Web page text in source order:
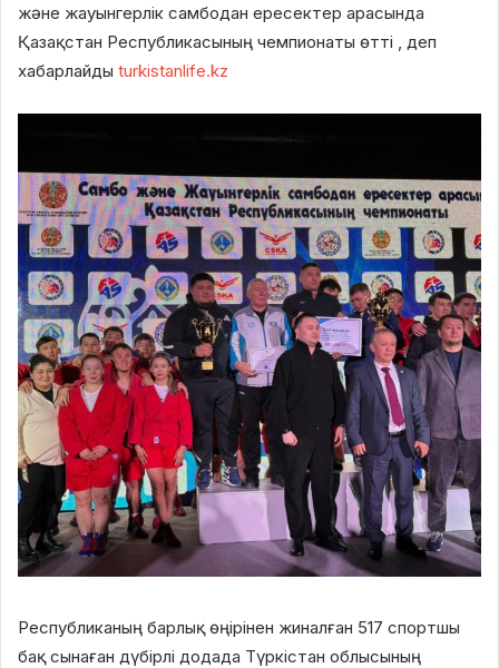
және жауынгерлік самбодан ересектер арасында
Қазақстан Республикасының чемпионаты өтті , деп
хабарлайды turkistanlife.kz
Республиканың барлық өңірінен жиналған 517 спортшы
бақ сынаған дүбірлі додада Түркістан облысының